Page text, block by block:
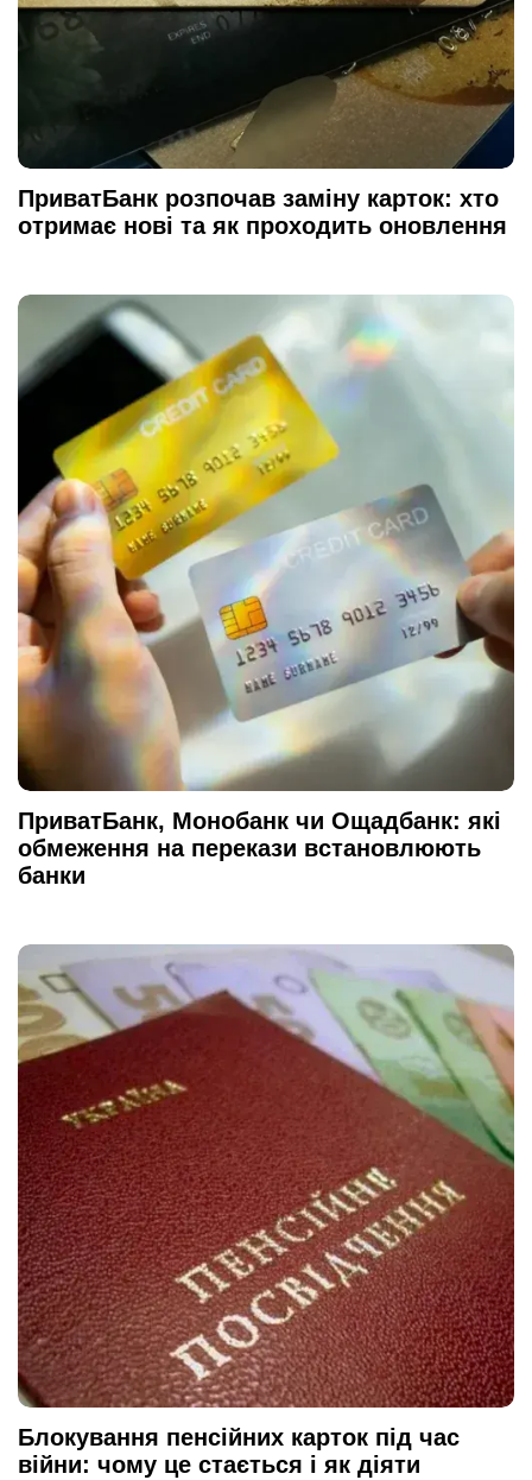
ПриватБанк розпочав заміну карток: хто
отримає нові та як проходить оновлення
ПриватБанк, Монобанк чи Ощадбанк: які
обмеження на перекази встановлюють
банки
Блокування пенсійних карток під час
війни: чому це стається і як діяти